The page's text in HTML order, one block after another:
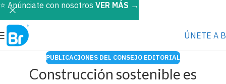
ÚNETE A
PUBLICACIONES DEL CONSEJO EDITORIAL
Construcción sostenible es
⭐️ Anúnciate con nosotros VER MÁS →